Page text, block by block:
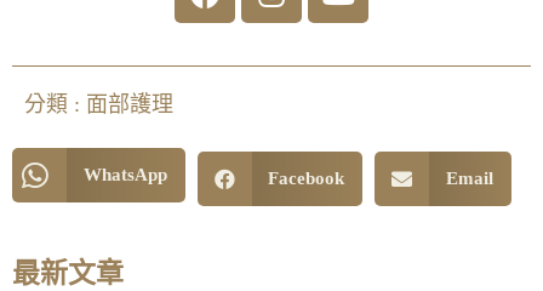
分類 : 面部護理
WhatsApp Facebook Email
最新文章